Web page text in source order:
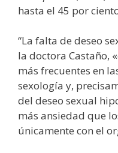
hasta el 45 por
“La falta de deseo
la doctora Castaño,
más frecuentes en
sexología y,
del deseo sexual
más ansiedad que
únicamente con el